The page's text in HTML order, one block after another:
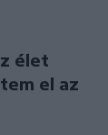
élet
el az